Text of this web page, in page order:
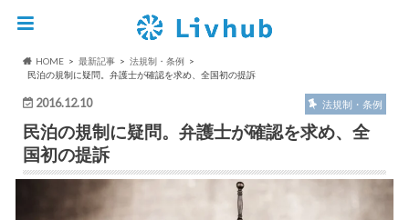
HOME 最新記事
法規制・条例
民泊の規制に疑問。弁護士が確認を求め、全国初の提訴
2016.12.10 法規制・条例
民泊の規制に疑問。弁護士が確認を求め、全
国初の提訴